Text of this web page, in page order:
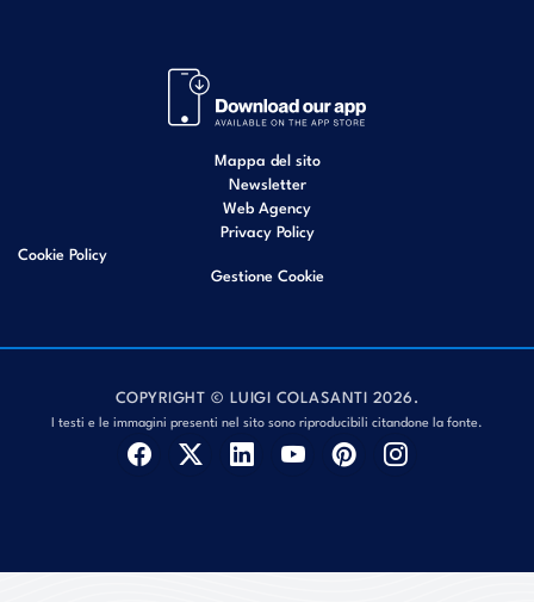
Mappa del sito
Newsletter
Web Agency
Privacy Policy
Cookie Policy
Gestione Cookie
COPYRIGHT © LUIGI COLASANTI 2026.
I testi e le immagini presenti nel sito sono riproducibili citandone la fonte.